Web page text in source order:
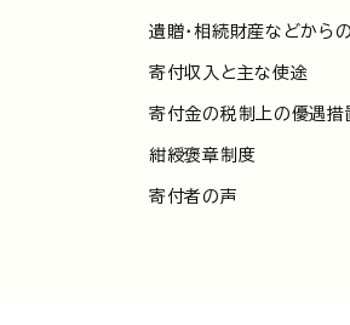
遺贈・相続財産などから
寄付収入と主な使途
寄付金の税制上の優遇措
紺綬褒章制度
寄付者の声